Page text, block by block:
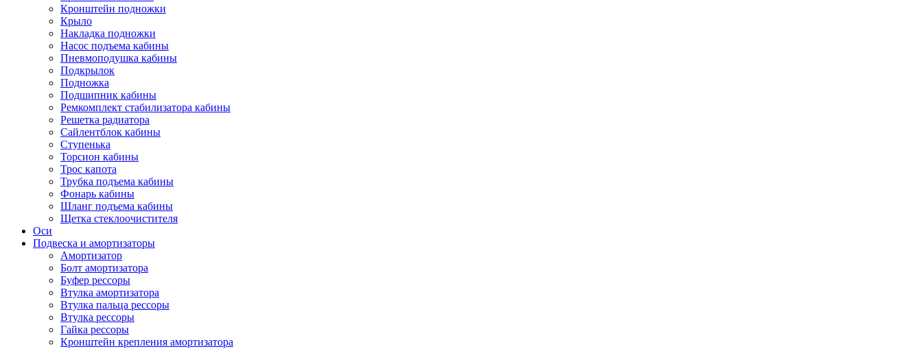
Кронштейн подножки
Крыло
Накладка подножки
Насос подъема кабины
Пневмоподушка кабины
Подкрылок
Подножка
Подшипник кабины
Ремкомплект стабилизатора кабины
Решетка радиатора
Сайлентблок кабины
Ступенька
Торсион кабины
Трос капота
Трубка подъема кабины
Фонарь кабины
Шланг подъема кабины
Щетка стеклоочистителя
Оси
Подвеска и амортизаторы
Амортизатор
Болт амортизатора
Буфер рессоры
Втулка амортизатора
Втулка пальца рессоры
Втулка рессоры
Гайка рессоры
Кронштейн крепления амортизатора